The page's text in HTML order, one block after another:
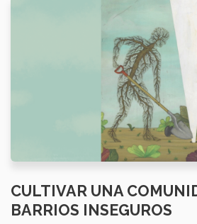
CULTIVAR UNA
BARRIOS INSEGUROS